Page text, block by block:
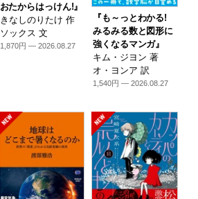
おたからはっけん!』
きなしのりたけ 作
ソックス 文
1,870円 — 2026.08.27
『も～っとわかる!
みるみる数と図形に
強くなるマンガ』
キム・ジヨン 著
オ・ヨンア 訳
1,540円 — 2026.08.27